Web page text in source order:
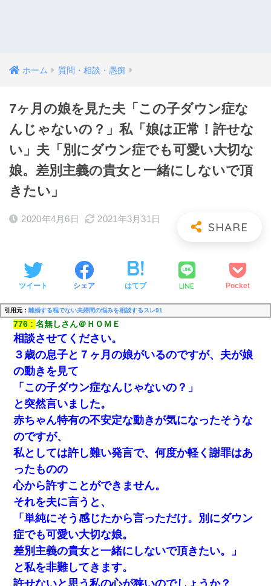
ホーム 質問・相談・愚痴
7ヶ月の娘を見た夫「この子ダウン症な
んじゃないの？」私「娘は正常！許せな
い」夫「別にダウン症でも可愛い大切な
娘。差別主義の貴女と一緒にしないで頂
きたい」
2020年4月6日 2021年3月31日
ツイート シェア はてブ LINE Pocket
引用元： 離婚する程でない夫婦間の悩みを相談するスレ91
776 名無しさん＠ＨＯＭＥ
相談させてください。
３歳の息子と７ヶ月の娘がいるのですが、夫が娘
の動きを見て
「この子ダウン症なんじゃないの？」
と突然言いました。
赤ちゃん特有の不安定な動きが気になったそうな
のですが、
私としては許し難い発言で、何度か軽く謝罪はあ
ったものの
心から許すことができません。
それを夫に言うと、
「単純にそう感じたから言っただけ。別にダウン
症でも可愛い大切な娘。
差別主義の貴女と一緒にしないで頂きたい。」
と私を非難してきます。
許せないと思う私の心が狭いのでしょうか？